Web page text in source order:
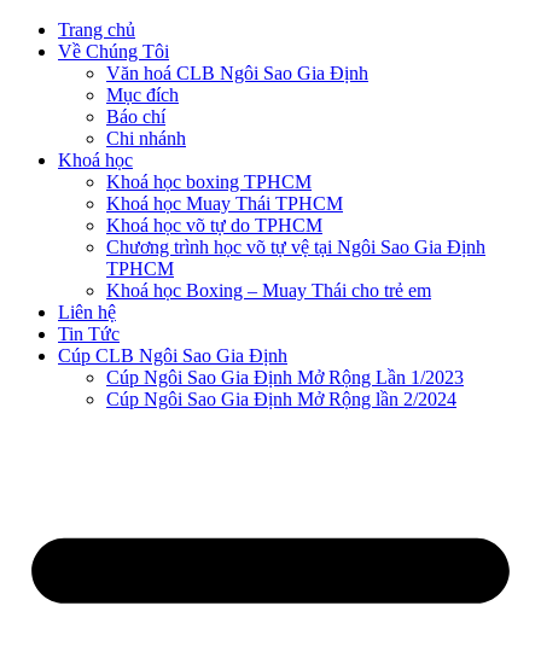
Trang chủ
Về Chúng Tôi
Văn hoá CLB Ngôi Sao Gia Định
Mục đích
Báo chí
Chi nhánh
Khoá học
Khoá học boxing TPHCM
Khoá học Muay Thái TPHCM
Khoá học võ tự do TPHCM
Chương trình học võ tự vệ tại Ngôi Sao Gia Định
TPHCM
Khoá học Boxing – Muay Thái cho trẻ em
Liên hệ
Tin Tức
Cúp CLB Ngôi Sao Gia Định
Cúp Ngôi Sao Gia Định Mở Rộng Lần 1/2023
Cúp Ngôi Sao Gia Định Mở Rộng lần 2/2024